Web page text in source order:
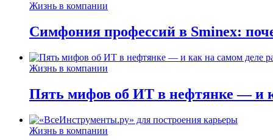
Жизнь в компании
Симфония профессий в Sminex:
Жизнь в компании
Пять мифов об ИТ в нефтянке — и
Жизнь в компании